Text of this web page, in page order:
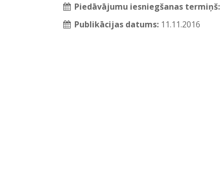
Piedāvājumu iesniegšanas termiņš:
Publikācijas datums: 11.11.2016